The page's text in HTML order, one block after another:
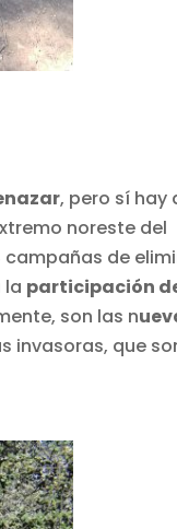
, pero sí hay
noreste del
campañas de
la participación
son las n
invasoras, que